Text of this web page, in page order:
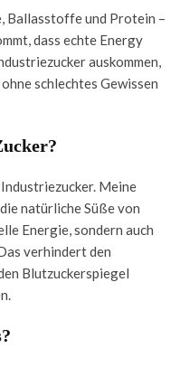
Ballasstoffe und Protein –
dass echte Energy
auskommen,
schlechtes Gewissen
Meine
natürliche Süße von
Energie, sondern auch
verhindert den
Blutzuckerspiegel